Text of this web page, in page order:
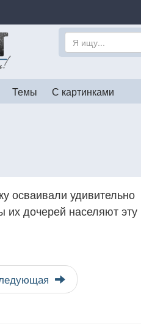
Темы С картинками
осваивали удивительно
дочерей населяют эту